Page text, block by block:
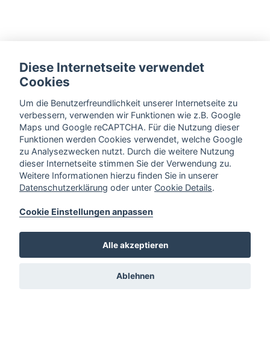
Diese Internetseite verwendet
Cookies
Um die Benutzerfreundlichkeit unserer Internetseite zu
verbessern, verwenden wir Funktionen wie z.B. Google
Maps und Google reCAPTCHA. Für die Nutzung dieser
Funktionen werden Cookies verwendet, welche Google
zu Analysezwecken nutzt. Durch die weitere Nutzung
dieser Internetseite stimmen Sie der Verwendung zu.
Weitere Informationen hierzu finden Sie in unserer
Datenschutzerklärung oder unter Cookie Details.
Cookie Einstellungen anpassen
Alle akzeptieren
Ablehnen